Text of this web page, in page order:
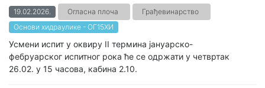
19.02.2026. Огласна плоча
Грађевинарство
Основи хидраулике - ОГ15ХИ
Усмени испит у оквиру II термина јануарско-
фебруарског испитног рока ће се одржати у четвртак
26.02. у 15 часова, кабина 2.10.